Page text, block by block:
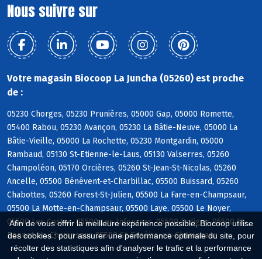
Afin de vous offrir la meilleure expérience possible, Biocoop utilise
des cookies : pour assurer une performance optimale du site, pour
récolter des statistiques afin d'analyser le trafic et la performance
Nous suivre sur
Votre magasin Biocoop La Juncha (05260) est proche
de :
05230 Chorges, 05230 Prunières, 05000 Gap, 05000 Romette,
05400 Rabou, 05230 Avançon, 05230 La Bâtie-Neuve, 05000 La
Bâtie-Vieille, 05000 La Rochette, 05230 Montgardin, 05000
Rambaud, 05130 St-Etienne-le-Laus, 05130 Valserres, 05260
Champoléon, 05170 Orcières, 05260 St-Jean-St-Nicolas, 05260
Ancelle, 05500 Bénévent-et-Charbillac, 05500 Buissard, 05260
Chabottes, 05260 Forest-St-Julien, 05500 La Fare-en-Champsaur,
05500 La Motte-en-Champsaur, 05500 Laye, 05500 Le Noyer,
05500 Les Costes, 05500 Les Infournas, 05500 Poligny, 05500 St-
Bonnet-en-Champsaur, 05500 St-Eusèbe-en-Champsaur